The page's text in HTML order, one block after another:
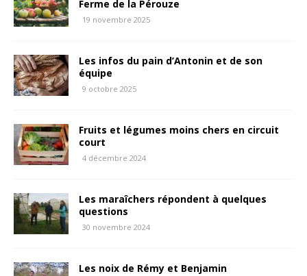
Ferme de la Pérouze
19 novembre 2025
Les infos du pain d’Antonin et de son
équipe
9 octobre 2025
Fruits et légumes moins chers en circuit
court
4 décembre 2024
Les maraîchers répondent à quelques
questions
30 novembre 2024
Les noix de Rémy et Benjamin